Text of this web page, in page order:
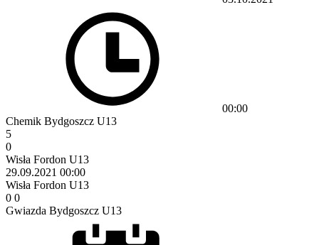
00:00
Chemik Bydgoszcz U13
5
0
Wisła Fordon U13
29.09.2021 00:00
Wisła Fordon U13
0 0
Gwiazda Bydgoszcz U13